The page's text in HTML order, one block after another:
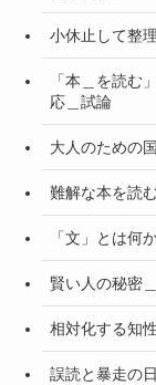
小休止して整
「本＿を読む
応＿試論
大人のための
難解な本を読
「文」とは何
賢い人の秘密
相対化する知
誤読と暴走の